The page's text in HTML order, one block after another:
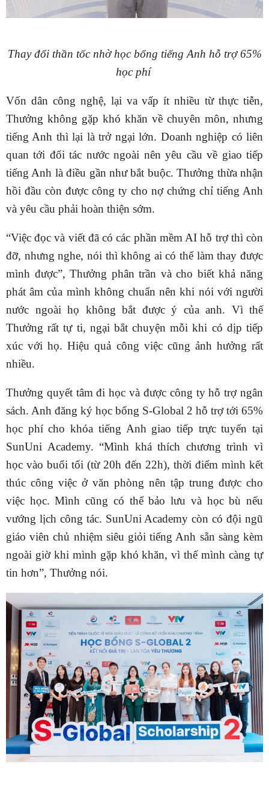
Thay đổi thần tốc nhờ học bổng tiếng Anh hỗ trợ 65%
học phí
Vốn dân công nghệ, lại va vấp ít nhiều từ thực tiễn,
Thưởng không gặp khó khăn về chuyên môn, nhưng
tiếng Anh thì lại là trở ngại lớn. Doanh nghiệp có liên
quan tới đối tác nước ngoài nên yêu cầu về giao tiếp
tiếng Anh là điều gần như bắt buộc. Thưởng thừa nhận
hồi đầu còn được công ty cho nợ chứng chỉ tiếng Anh
và yêu cầu phải hoàn thiện sớm.
“Việc đọc và viết đã có các phần mềm AI hỗ trợ thì còn
đỡ, nhưng nghe, nói thì không ai có thể làm thay được
mình được”, Thưởng phân trần và cho biết khả năng
phát âm của mình không chuẩn nên khi nói với người
nước ngoài họ không bắt được ý của anh. Vì thế
Thưởng rất tự ti, ngại bắt chuyện mỗi khi có dịp tiếp
xúc với họ. Hiệu quả công việc cũng ảnh hưởng rất
nhiều.
Thưởng quyết tâm đi học và được công ty hỗ trợ ngân
sách. Anh đăng ký học bổng S-Global 2 hỗ trợ tới 65%
học phí cho khóa tiếng Anh giao tiếp trực tuyến tại
SunUni Academy. “Mình khá thích chương trình vì
học vào buổi tối (từ 20h đến 22h), thời điểm mình kết
thúc công việc ở văn phòng nên tập trung được cho
việc học. Mình cũng có thể bảo lưu và học bù nếu
vướng lịch công tác. SunUni Academy còn có đội ngũ
giáo viên chủ nhiệm siêu giỏi tiếng Anh sẵn sàng kèm
ngoài giờ khi mình gặp khó khăn, vì thế mình càng tự
tin hơn”, Thưởng nói.